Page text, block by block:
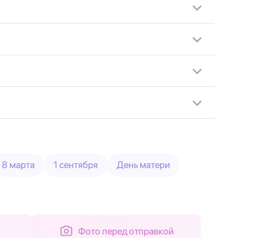
8 марта 1 сентября День матери
Фото перед отправкой